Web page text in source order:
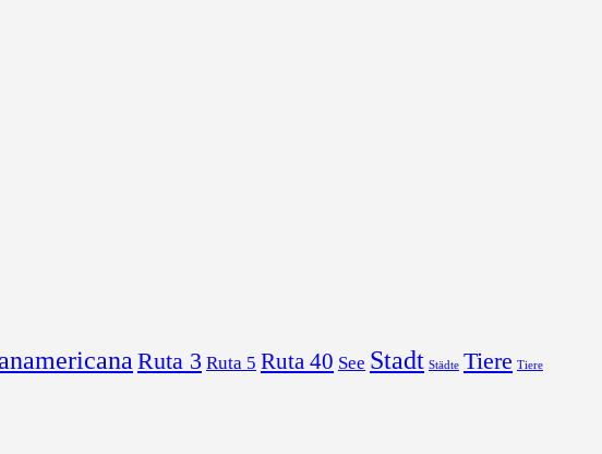
Ruta 3 Ruta 5 Ruta 40 See Stadt Städte Tiere Tiere